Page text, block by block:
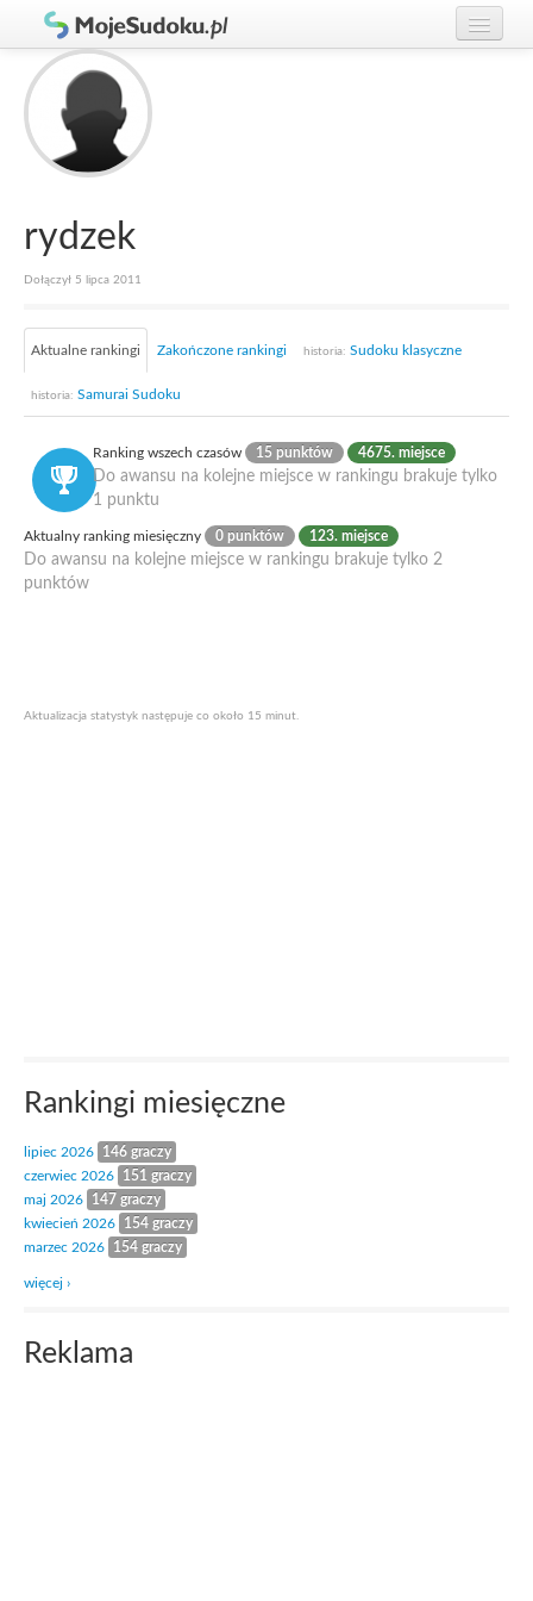
Graj w Sudoku!
Zasady Sudoku
Rankingi
Gracze
rydzek
Dołączył 5 lipca 2011
Aktualne rankingi Zakończone rankingi historia: Sudoku klasyczne
historia: Samurai Sudoku
Ranking wszech czasów 15 punktów 4675. miejsce
Do awansu na kolejne miejsce w rankingu brakuje tylko
1 punktu
Aktualny ranking miesięczny 0 punktów 123. miejsce
Do awansu na kolejne miejsce w rankingu brakuje tylko 2
punktów
Aktualizacja statystyk następuje co około 15 minut.
Rankingi miesięczne
lipiec 2026
146 graczy
czerwiec 2026
151 graczy
maj 2026
147 graczy
kwiecień 2026
154 graczy
marzec 2026
154 graczy
więcej ›
Reklama